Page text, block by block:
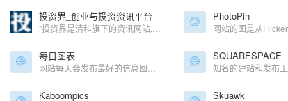
投资界_创业与投资资讯平台 PhotoPin
每日图表 SQUARESPACE
Kaboompics Skuawk